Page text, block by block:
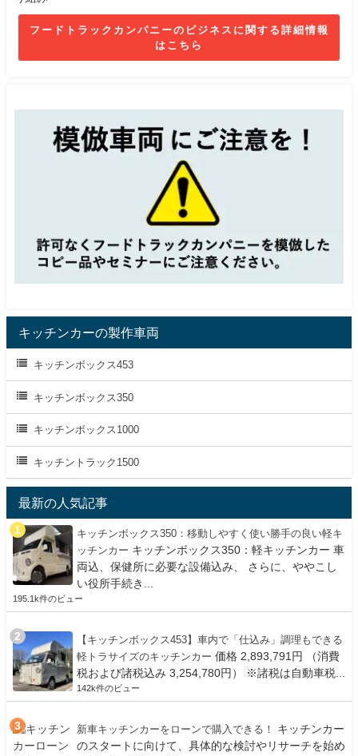
フードトラックカンパニーのビジネスに関する詳細情報
はこちら
キッチンカーの製作車両
キッチンボックス453
キッチンボックス350
キッチンボックス1000
キッチントラック1500
最新の人気記事
キッチンボックス350：移動しやすく使い勝手の良い軽キ
ッチンカー キッチンボックス350：軽キッチンカー 車
両込、保健所に必要な設備込み、 さらに、ややこし
い役所手続き...
195.1k件のビュー
【キッチンボックス453】車内で「仕込み」調理もできる
軽トラサイズのキッチンカー 価格 2,893,791円 （消費
税および諸税込み 3,254,780円） ※諸税は自動車税...
142k件のビュー
新車キッチンカーをローンで購入できる！
キッチンカー
のスタートに向けて、具体的な検討やリサーチを始め